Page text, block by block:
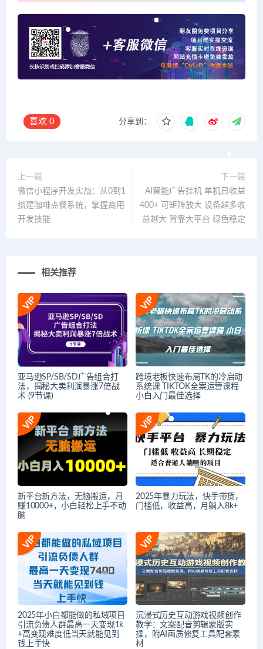
喜欢 0 分享到：
上一篇
微信小程序开发实战：从0到1
搭建咖啡点餐系统，掌握商用
开发技能
下一篇
AI智能广告挂机 单机日收益
400+ 可矩阵放大 设备越多收
益越大 背靠大平台 绿色稳定
相关推荐
亚马逊SP/SB/SD广告组合打
法，揭秘大卖利润暴涨7倍战
术 (9节课)
跨境老板快速布局TK的冷启动
系统课 TIKTOK全案运营课程
小白入门最佳选择
新平台新方法，无脑搬运，月
赚10000+，小白轻松上手不动
脑
2025年暴力玩法，快手带货，
门槛低，收益高，月躺入8k+
2025年小白都能做的私域项目
引流负债人群最高一天变现1k
+高变现难度低当天就能见到
钱上手快
沉浸式历史互动游戏视频创作
教学：文案配音剪辑蒙版实
操，附AI画质修复工具配套素
材